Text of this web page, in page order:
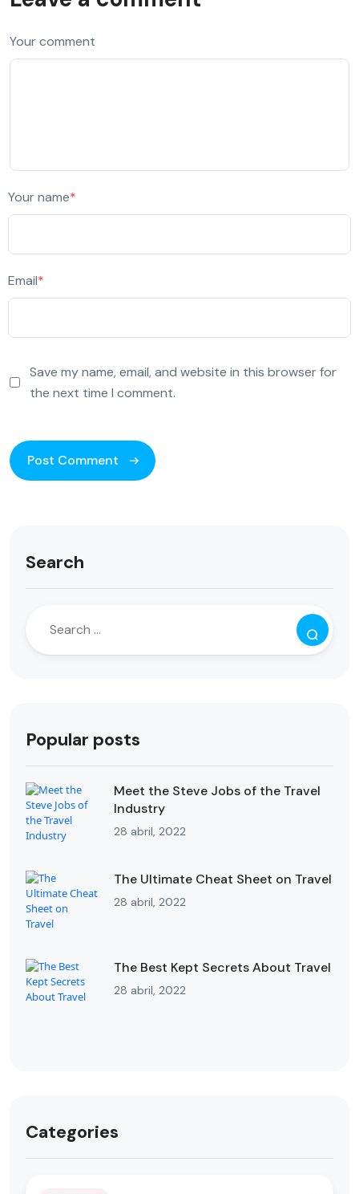
Your comment
Your name*
Email*
Save my name, email, and website in this browser for
the next time I comment.
Search
Popular posts
Meet the Steve Jobs of the Travel
Industry
28 abril, 2022
The Ultimate Cheat Sheet on Travel
28 abril, 2022
The Best Kept Secrets About Travel
28 abril, 2022
Categories